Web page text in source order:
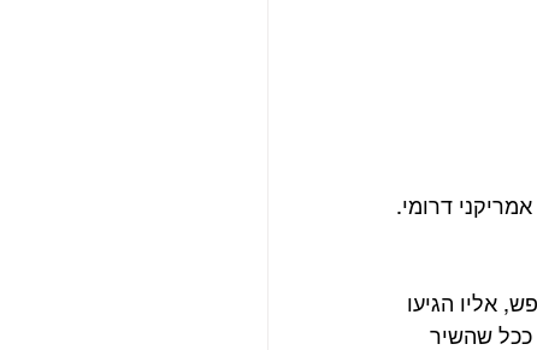
דרומי.
אליו הגיעו
ככל שהשיר